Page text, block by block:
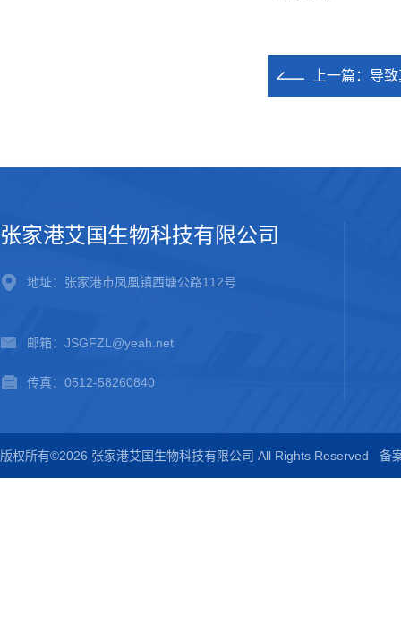
上一篇： 导
张家港艾国生物科技有限公司
地址：张家港市凤凰镇西塘公路112号
邮箱：JSGFZL@yeah.net
传真：0512-58260840
版权所有©2026 张家港艾国生物科技有限公司 All Rights Reserved 备